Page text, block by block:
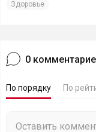
Здоровье
0
По порядку По